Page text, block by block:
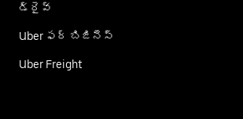
డ్రైవ్
Uber ఫర్ బిజినెస్
Uber Freight